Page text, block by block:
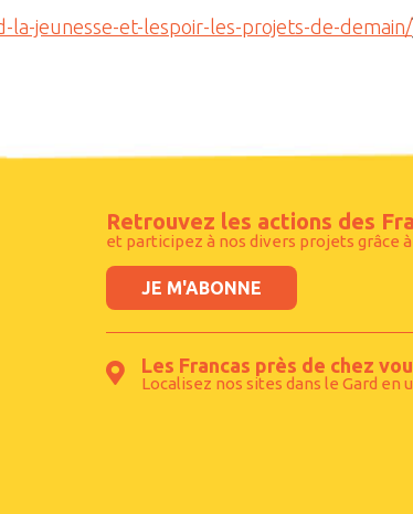
jeunesse-et-lespoir-les-projets-de-demain/
Retrouvez les actions des
et participez à nos divers projets grâce
JE M'ABONNE
Les Francas près de chez
Localisez nos sites dans le Gard en